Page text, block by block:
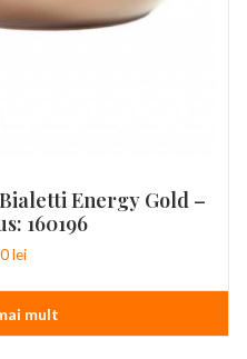
Energy Gold –
160196
lei
mult